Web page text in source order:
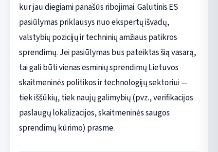
kur jau diegiami panašūs ribojimai. Galutinis ES
pasiūlymas priklausys nuo ekspertų išvadų,
valstybių pozicijų ir techninių amžiaus patikros
sprendimų. Jei pasiūlymas bus pateiktas šią vasarą,
tai gali būti vienas esminių sprendimų Lietuvos
skaitmeninės politikos ir technologijų sektoriui —
tiek iššūkių, tiek naujų galimybių (pvz., verifikacijos
paslaugų lokalizacijos, skaitmeninės saugos
sprendimų kūrimo) prasme.